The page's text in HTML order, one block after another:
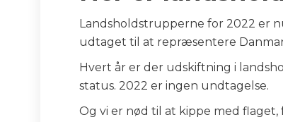
Landsholdstrupperne for 2022 er
udtaget til at repræsentere
Hvert år er der udskiftning i
status. 2022 er ingen undtagelse.
Og vi er nød til at kippe med